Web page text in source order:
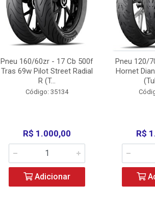
Pneu 160/60zr - 17 Cb 500f
Tras 69w Pilot Street Radial
R (T...
Código: 35134
R$ 1.000,00
Adicionar
Pneu 120/
Hornet
R$